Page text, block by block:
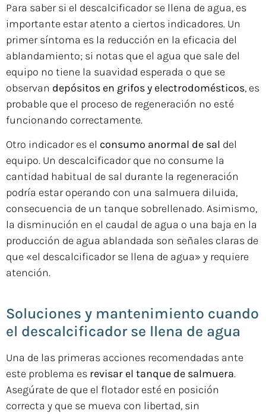
Para saber si el descalcificador se llena de agua, es
importante estar atento a ciertos indicadores. Un
primer síntoma es la reducción en la eficacia del
ablandamiento; si notas que el agua que sale del
equipo no tiene la suavidad esperada o que se
observan depósitos en grifos y electrodomésticos, es
probable que el proceso de regeneración no esté
funcionando correctamente.
Otro indicador es el consumo anormal de sal del
equipo. Un descalcificador que no consume la
cantidad habitual de sal durante la regeneración
podría estar operando con una salmuera diluida,
consecuencia de un tanque sobrellenado. Asimismo,
la disminución en el caudal de agua o una baja en la
producción de agua ablandada son señales claras de
que «el descalcificador se llena de agua» y requiere
atención.
Soluciones y mantenimiento cuando
el descalcificador se llena de agua
Una de las primeras acciones recomendadas ante
este problema es revisar el tanque de salmuera.
Asegúrate de que el flotador esté en posición
correcta y que se mueva con libertad, sin